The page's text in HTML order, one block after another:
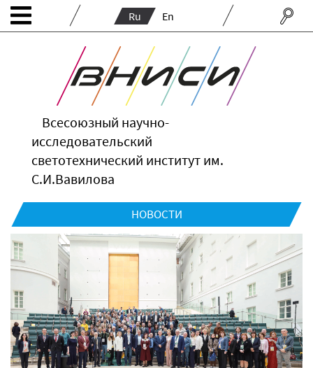
Ru En
Всесоюзный научно-
исследовательский
светотехнический институт им.
С.И.Вавилова
НОВОСТИ